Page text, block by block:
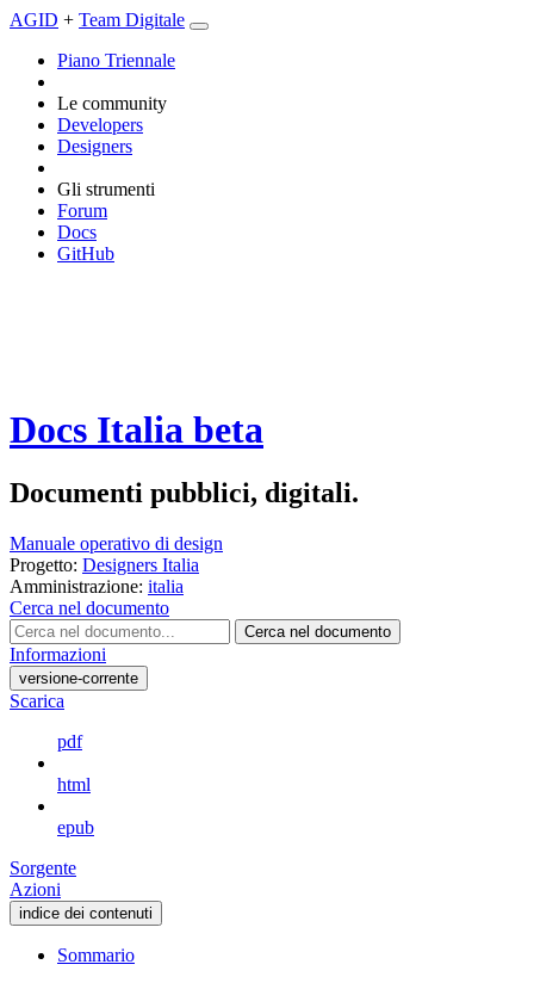
AGID + Team Digitale
Piano Triennale
Le community
Developers
Designers
Gli strumenti
Forum
Docs
GitHub
Docs Italia beta
Documenti pubblici, digitali.
Manuale operativo di design
Progetto: Designers Italia
Amministrazione: italia
Cerca nel documento
Cerca nel documento
Informazioni
versione-corrente
Scarica
pdf
html
epub
Sorgente
Azioni
indice dei contenuti
Sommario